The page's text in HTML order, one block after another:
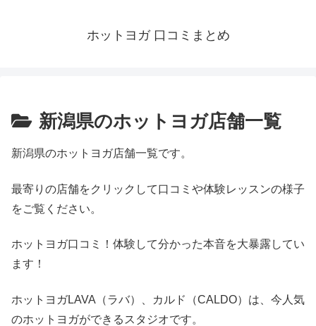
ホットヨガ 口コミまとめ
新潟県のホットヨガ店舗一覧
新潟県のホットヨガ店舗一覧です。
最寄りの店舗をクリックして口コミや体験レッスンの様子
をご覧ください。
ホットヨガ口コミ！体験して分かった本音を大暴露してい
ます！
ホットヨガLAVA（ラバ）、カルド（CALDO）は、今人気
のホットヨガができるスタジオです。